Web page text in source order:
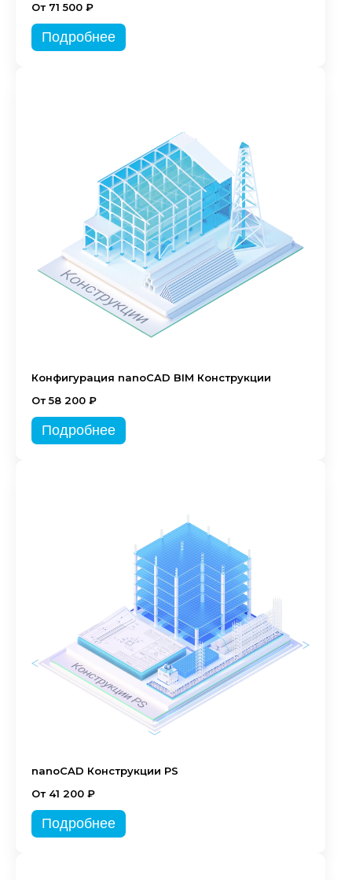
От 71 500 ₽
Подробнее
Конфигурация nanoCAD BIM Конструкции
От 58 200 ₽
Подробнее
nanoCAD Конструкции PS
От 41 200 ₽
Подробнее